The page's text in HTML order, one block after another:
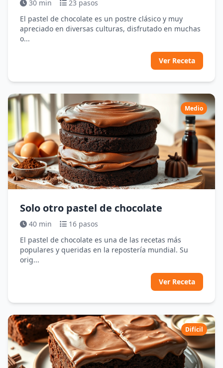
30 min
23 pasos
El pastel de chocolate es un postre clásico y muy
apreciado en diversas culturas, disfrutado en muchas
o...
Ver Receta
Medio
Solo otro pastel de chocolate
40 min
16 pasos
El pastel de chocolate es una de las recetas más
populares y queridas en la repostería mundial. Su
orig...
Ver Receta
Difícil